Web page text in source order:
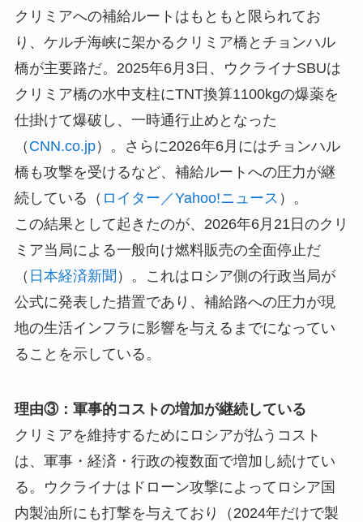
クリミアへの補給ルートはもともと限られてお
り、ケルチ海峡に架かるクリミア橋とチョンハル
橋が主要路だ。2025年6月3日、ウクライナSBUは
クリミア橋の水中支柱にTNT換算1100kgの爆薬を
仕掛けて爆破し、一時通行止めとなった
（ CNN.co.jp）。さらに2026年6月にはチョンハル
橋も攻撃を受けるなど、補給ルートへの圧力が継
続している（ ロイター／Yahoo!ニュース ）。
この結果として起きたのが、2026年6月21日のクリ
ミア当局による一般向け燃料販売の全面停止だ
（ 日本経済新聞 ）。これはロシア側の行政当局が
公式に発表した措置であり、補給路への圧力が現
地の生活インフラに影響を与えるまでになってい
ることを示している。
理由③：軍事的コストの増加が継続している
クリミアを維持するためにロシアが払うコスト
は、軍事・経済・行政の複数面で増加し続けてい
る。ウクライナはドローン攻撃によってロシア国
内製油所にも打撃を与えており（2024年だけで製